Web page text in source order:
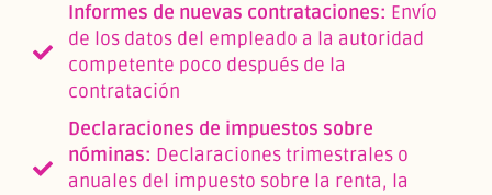
Informes de nuevas contrataciones: Envío
de los datos del empleado a la autoridad
competente poco después de la
contratación
Declaraciones de impuestos sobre
nóminas: Declaraciones trimestrales o
anuales del impuesto sobre la renta, la